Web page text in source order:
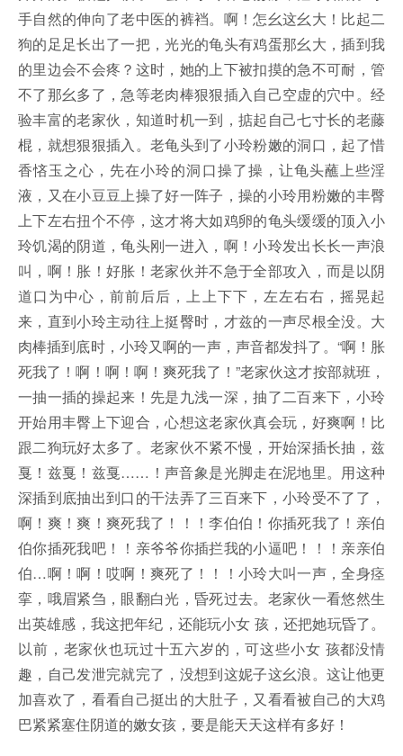
手自然的伸向了老中医的裤裆。啊！怎幺这幺大！比起二
狗的足足长出了一把，光光的龟头有鸡蛋那幺大，插到我
的里边会不会疼？这时，她的上下被扣摸的急不可耐，管
不了那幺多了，急等老肉棒狠狠插入自己空虚的穴中。经
验丰富的老家伙，知道时机一到，掂起自己七寸长的老藤
棍，就想狠狠插入。老龟头到了小玲粉嫩的洞口，起了惜
香悋玉之心，先在小玲的洞口操了操，让龟头蘸上些淫
液，又在小豆豆上操了好一阵子，操的小玲用粉嫩的丰臀
上下左右扭个不停，这才将大如鸡卵的龟头缓缓的顶入小
玲饥渴的阴道，龟头刚一进入，啊！小玲发出长长一声浪
叫，啊！胀！好胀！老家伙并不急于全部攻入，而是以阴
道口为中心，前前后后，上上下下，左左右右，摇晃起
来，直到小玲主动往上挺臀时，才兹的一声尽根全没。大
肉棒插到底时，小玲又啊的一声，声音都发抖了。“啊！胀
死我了！啊！啊！啊！爽死我了！”老家伙这才按部就班，
一抽一插的操起来！先是九浅一深，抽了二百来下，小玲
开始用丰臀上下迎合，心想这老家伙真会玩，好爽啊！比
跟二狗玩好太多了。老家伙不紧不慢，开始深插长抽，兹
戛！兹戛！兹戛……！声音象是光脚走在泥地里。用这种
深插到底抽出到口的干法弄了三百来下，小玲受不了了，
啊！爽！爽！爽死我了！！！李伯伯！你插死我了！亲伯
伯你插死我吧！！亲爷爷你插拦我的小逼吧！！！亲亲伯
伯…啊！啊！哎啊！爽死了！！！小玲大叫一声，全身痉
挛，哦眉紧刍，眼翻白光，昏死过去。老家伙一看悠然生
出英雄感，我这把年纪，还能玩小女 孩，还把她玩昏了。
以前，老家伙也玩过十五六岁的，可这些小女 孩都没情
趣，自己发泄完就完了，没想到这妮子这幺浪。这让他更
加喜欢了，看看自己挺出的大肚子，又看看被自己的大鸡
巴紧紧塞住阴道的嫩女孩，要是能天天这样有多好！